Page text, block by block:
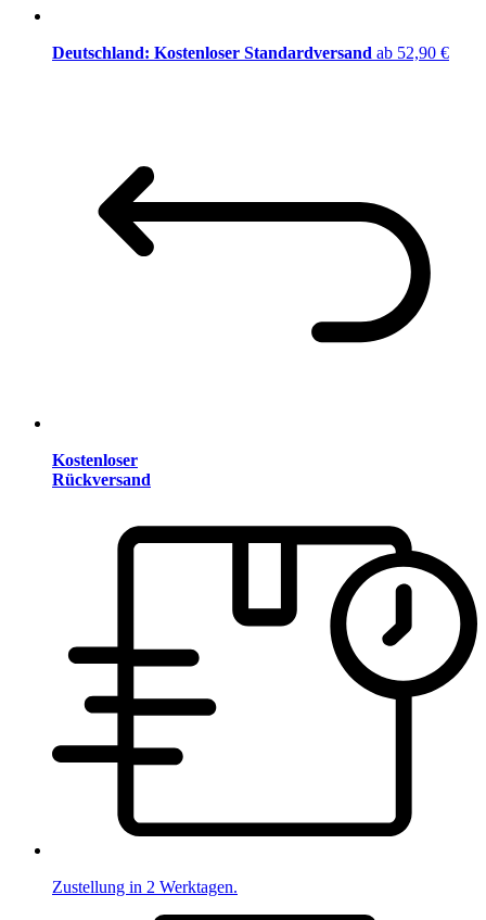
Deutschland: Kostenloser Standardversand ab 52,90 €
Kostenloser
Rückversand
Zustellung in 2 Werktagen.